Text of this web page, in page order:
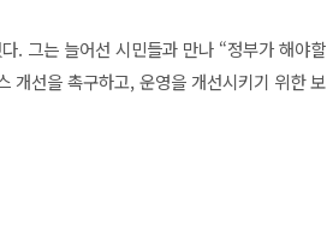
. 그는 늘어선 시민들과 만나 “정부가 해야할
개선을 촉구하고, 운영을 개선시키기 위한 보